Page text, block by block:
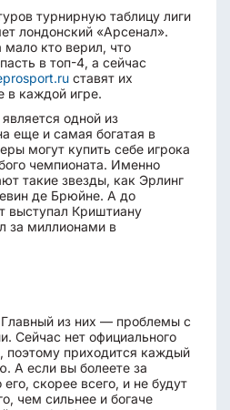
турнирную таблицу лиги
лондонский «Арсенал».
кто верил, что
в топ-4, а сейчас
ставят их
в каждой игре.
одной из
еще и самая богатая в
могут купить себе игрока
чемпионата. Именно
такие звезды, как Эрлинг
де Брюйне. А до
выступал Криштиану
за миллионами в
Главный из них — проблемы с
Сейчас нет официального
приходится каждый
А если вы болеете за
скорее всего, и не будут
чем сильнее и богаче